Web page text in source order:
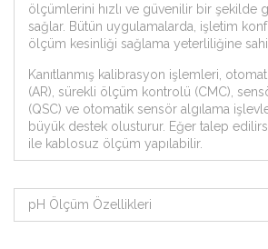
ölçümlerini hızlı ve güvenilir bir şekilde
sağlar. Bütün uygulamalarda, işletim
ölçüm kesinliği sağlama yeterliliğine
Kanıtlanmış kalibrasyon işlemleri,
(AR), sürekli ölçüm kontrolü (CMC),
(QSC) ve otomatik sensör algılama
büyük destek olusturur. Eğer talep
ile kablosuz ölçüm yapılabilir.
pH Ölçüm Özellikleri